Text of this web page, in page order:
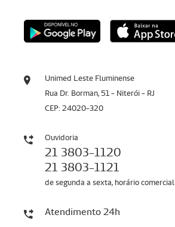
Unimed Leste Fluminense
Rua Dr. Borman, 51 - Niterói - RJ
CEP: 24020-320
Ouvidoria
21 3803-1120
21 3803-1121
de segunda a sexta, horário comercial
Atendimento 24h